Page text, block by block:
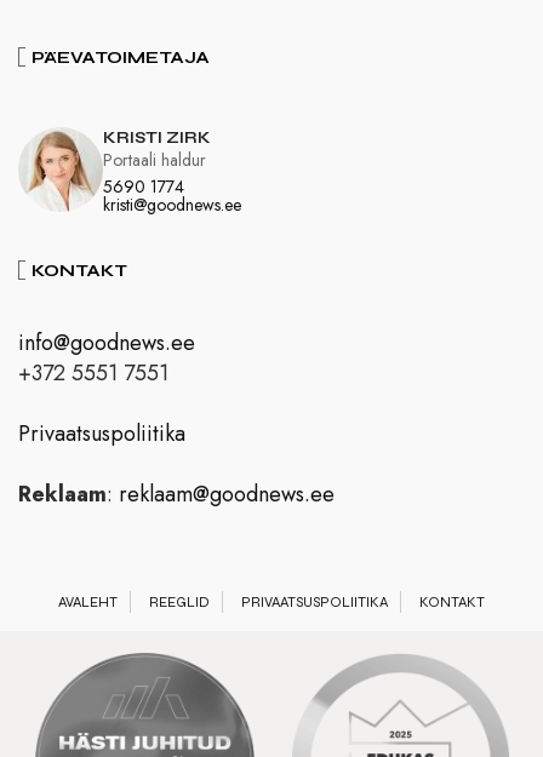
PÄEVATOIMETAJA
KRISTI ZIRK
5690 1774
kristi@goodnews.ee
Portaali haldur
KONTAKT
info@goodnews.ee
+372 5551 7551
Privaatsuspoliitika
Reklaam: reklaam@goodnews.ee
AVALEHT REEGLID PRIVAATSUSPOLIITIKA KONTAKT